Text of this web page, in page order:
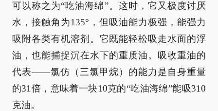
可以称之为“吃油海绵”。这时，它又极度讨厌
水，接触角为135°，但吸油能力极强，能强力
吸附各类有机溶剂。它既能轻松吸走水面的浮
油，也能捕捉沉在水下的重质油。吸收重油的
代表——氯仿（三氯甲烷）的能力是自身重量
的31倍，意味着一块10克的“吃油海绵”能吸310
克油。